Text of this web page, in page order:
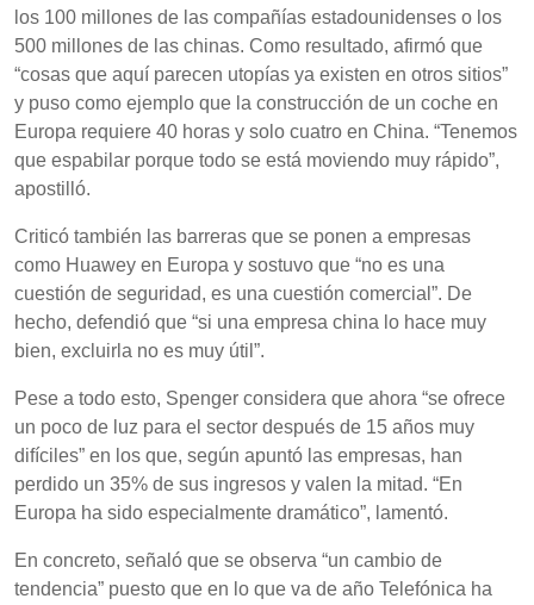
los 100 millones de las compañías estadounidenses o los
500 millones de las chinas. Como resultado, afirmó que
“cosas que aquí parecen utopías ya existen en otros sitios”
y puso como ejemplo que la construcción de un coche en
Europa requiere 40 horas y solo cuatro en China. “Tenemos
que espabilar porque todo se está moviendo muy rápido”,
apostilló.
Criticó también las barreras que se ponen a empresas
como Huawey en Europa y sostuvo que “no es una
cuestión de seguridad, es una cuestión comercial”. De
hecho, defendió que “si una empresa china lo hace muy
bien, excluirla no es muy útil”.
Pese a todo esto, Spenger considera que ahora “se ofrece
un poco de luz para el sector después de 15 años muy
difíciles” en los que, según apuntó las empresas, han
perdido un 35% de sus ingresos y valen la mitad. “En
Europa ha sido especialmente dramático”, lamentó.
En concreto, señaló que se observa “un cambio de
tendencia” puesto que en lo que va de año Telefónica ha